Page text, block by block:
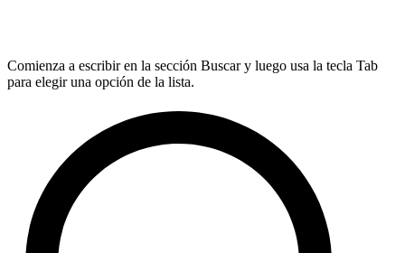
Comienza a escribir en la sección Buscar y luego usa la tecla Tab
para elegir una opción de la lista.